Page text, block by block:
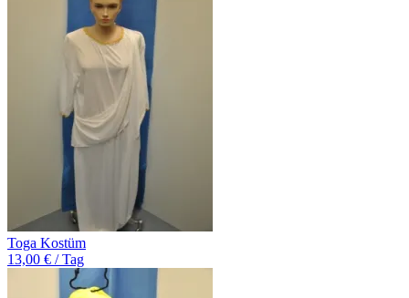
Toga Kostüm
13,00 € / Tag